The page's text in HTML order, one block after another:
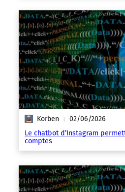
Korben | 02/06/2026
Le chatbot d’Instagram
comptes